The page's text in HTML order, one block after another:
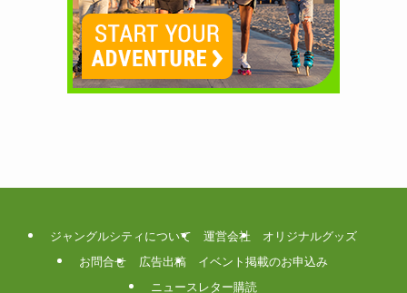
ジャングルシティについて 運営会社
オリジナルグッズ
お問合せ
広告出稿
イベント掲載のお申込み
ニュースレター購読